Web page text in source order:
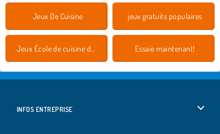
Jeux De Cuisine jeux gratuits populaires
Jeux École de cuisine de Sara Essaie maintenant!
INFOS ENTREPRISE